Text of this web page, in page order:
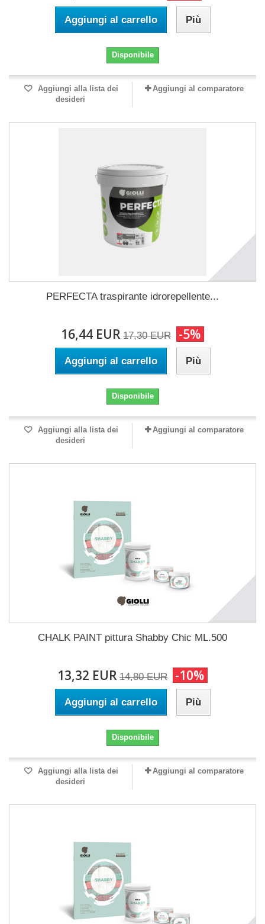
Aggiungi al carrello Più
Disponibile
Aggiungi alla lista dei
desideri
Aggiungi al comparatore
PERFECTA traspirante idrorepellente...
16,44 EUR 17,30 EUR -5%
Aggiungi al carrello Più
Disponibile
Aggiungi alla lista dei
desideri
Aggiungi al comparatore
CHALK PAINT pittura Shabby Chic ML.500
13,32 EUR 14,80 EUR -10%
Aggiungi al carrello Più
Disponibile
Aggiungi alla lista dei
desideri
Aggiungi al comparatore